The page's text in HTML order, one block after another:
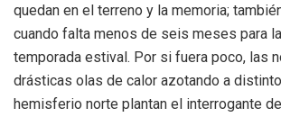
quedan en el terreno y la memoria;
cuando falta menos de seis meses para
temporada estival. Por si fuera poco, las
drásticas olas de calor azotando a
hemisferio norte plantan el interrogante